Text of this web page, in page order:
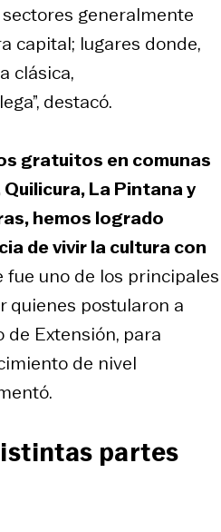
generalmente
capital; lugares donde,
clásica,
destacó.
gratuitos en comunas
La Pintana y
hemos logrado
de vivir la cultura con
fue uno de los principales
quienes postularon a
Extensión, para
de nivel
partes